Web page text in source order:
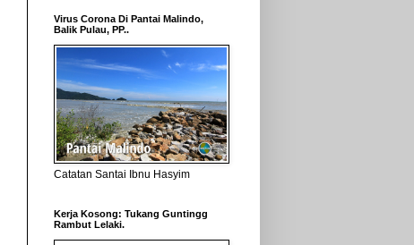
Virus Corona Di Pantai Malindo,
Balik Pulau, PP..
Catatan Santai Ibnu Hasyim
Kerja Kosong: Tukang Guntingg
Rambut Lelaki.